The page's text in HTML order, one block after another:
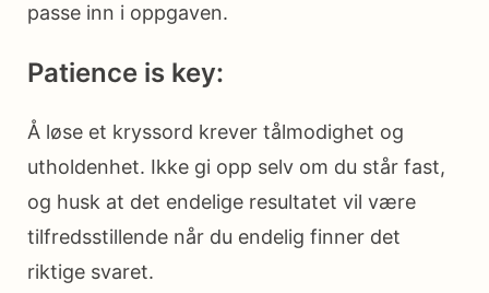
passe inn i oppgaven.
Patience is key:
Å løse et kryssord krever tålmodighet og
utholdenhet. Ikke gi opp selv om du står fast,
og husk at det endelige resultatet vil være
tilfredsstillende når du endelig finner det
riktige svaret.